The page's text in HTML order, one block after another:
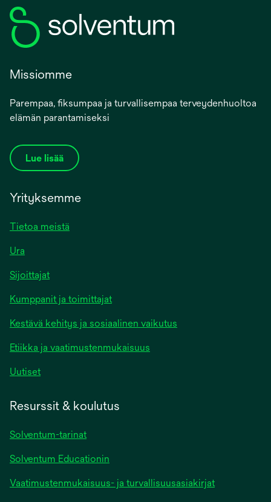
Missiomme
Parempaa, fiksumpaa ja turvallisempaa terveydenhuoltoa
elämän parantamiseksi
Lue lisää
Yrityksemme
Tietoa meistä
Ura
Sijoittajat
Kumppanit ja toimittajat
Kestävä kehitys ja sosiaalinen vaikutus
Etiikka ja vaatimustenmukaisuus
Uutiset
Resurssit & koulutus
Solventum-tarinat
Solventum Educationin
Vaatimustenmukaisuus- ja turvallisuusasiakirjat